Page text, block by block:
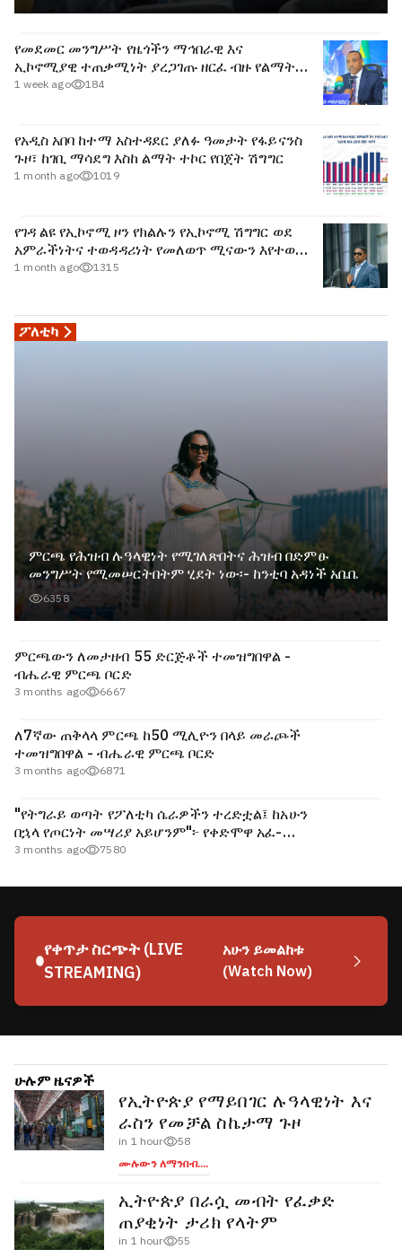
የመደመር መንግሥት የዜጎችን ማኅበራዊ እና
ኢኮኖሚያዊ ተጠቃሚነት ያረጋገጡ ዘርፈ ብዙ የልማት
ተግባራትን አከናውኗል - ርዕሰ መስተዳድር ኢንጂነር
1 week ago 184
የአዲስ አበባ ከተማ አስተዳደር ያለፉ ዓመታት የፋይናንስ
ጉዞ፣ ከገቢ ማሳደግ እስከ ልማት ተኮር የበጀት ሽግግር
1 month ago 1019
የገዳ ልዩ የኢኮኖሚ ዞን የክልሉን የኢኮኖሚ ሽግግር ወደ
አምራችነትና ተወዳዳሪነት የመለወጥ ሚናውን እየተወጣ
ነው፡- ርዕሰ መስተዳድር ሽመልስ አብዲሳ
1 month ago 1315
ፖለቲካ
6358
ምርጫ የሕዝብ ሉዓላዊነት የሚገለጽበትና ሕዝብ በድምፁ
መንግሥት የሚመሠርትበትም ሂደት ነው፡- ከንቲባ አዳነች አቤቤ
ምርጫውን ለመታዘብ 55 ድርጅቶች ተመዝግበዋል -
ብሔራዊ ምርጫ ቦርድ
3 months ago 6667
ለ7ኛው ጠቅላላ ምርጫ ከ50 ሚሊዮን በላይ መራጮች
ተመዝግበዋል - ብሔራዊ ምርጫ ቦርድ
3 months ago 6871
"የትግራይ ወጣት የፖለቲካ ሴራዎችን ተረድቷል፤ ከአሁን
በኋላ የጦርነት መሣሪያ አይሆንም"፦ የቀድሞዋ አፈ-
ጉባኤ ኬሪያ ኢብራሂም
3 months ago 7580
የቀጥታ ስርጭት (LIVE
STREAMING)
አሁን ይመልከቱ
(Watch Now)
ሁሉም ዜናዎች
የኢትዮጵያ የማይበገር ሉዓላዊነት እና
ራስን የመቻል ስኬታማ ጉዞ
in 1 hour
58
ሙሉውን ለማንበብ....
ኢትዮጵያ በራሷ መብት የፈቃድ
ጠያቂነት ታሪክ የላትም
in 1 hour
55